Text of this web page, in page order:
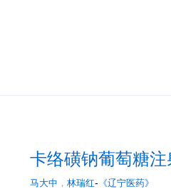
卡络磺钠葡萄糖
马大中 ， 林瑞红- 《辽宁医药》